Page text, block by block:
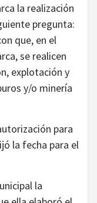
la realización
pregunta:
que, en el
se realicen
explotación y
y/o minería
para
la fecha para el
la